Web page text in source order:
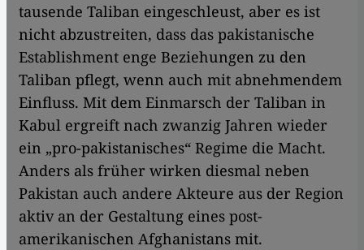
tausende Taliban eingeschleust, aber es ist
nicht abzustreiten, dass das pakistanische
Establishment enge Beziehungen zu den
Taliban pflegt, wenn auch mit abnehmendem
Einfluss. Mit dem Einmarsch der Taliban in
Kabul ergreift nach zwanzig Jahren wieder
ein „pro-pakistanisches“ Regime die Macht.
Anders als früher wirken diesmal neben
Pakistan auch andere Akteure aus der Region
aktiv an der Gestaltung eines post-
amerikanischen Afghanistans mit.